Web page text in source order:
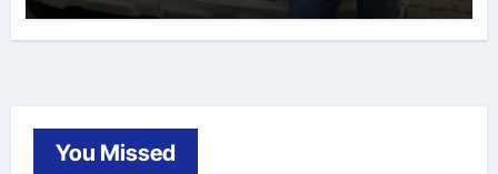
You Missed